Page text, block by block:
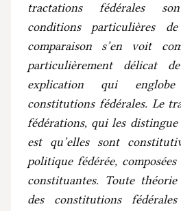
tractations fédérales
conditions particulières
comparaison s’en voit
particulièrement délicat
explication qui englobe
constitutions fédérales. Le
fédérations, qui les
est qu’elles sont
politique fédérée,
constituantes. Toute
des constitutions